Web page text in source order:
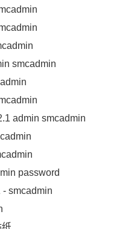
smcadmin
admin smcadmin
password
- smcadmin
纸